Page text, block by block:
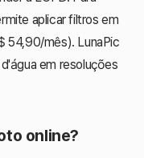
aplicar filtros em
54,90/mês). LunaPic
em resoluções
online?